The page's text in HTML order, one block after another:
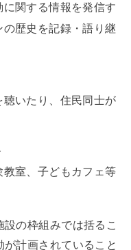
関する情報を発信す
歴史を記録・語り継
いたり、住民同士が
室、子どもカフェ等
の枠組みでは括るこ
計画されていること